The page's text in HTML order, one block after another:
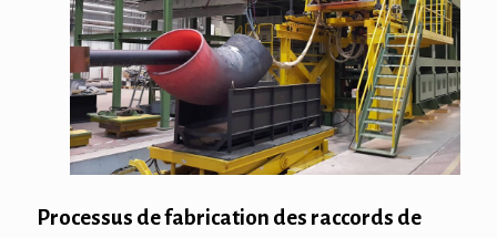
Processus de fabrication des raccords de